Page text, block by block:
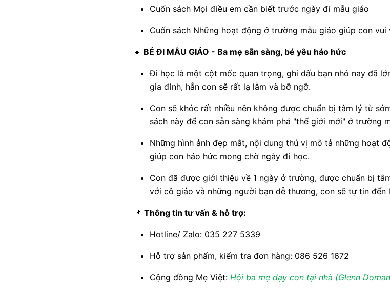
Cuốn sách Mọi điều em cần biết trước ngày đi mẫu giáo
Cuốn sách Những hoạt động ở trường mẫu giáo giúp con vui
🔹 BÉ ĐI MẪU GIÁO - Ba mẹ sẵn sàng, bé yêu háo hức
Đi học là một cột mốc quan trọng, ghi dấu bạn nhỏ nay đã
gia đình, hẳn con sẽ rất lạ lẫm và bỡ ngỡ.
Con sẽ khóc rất nhiều nên không được chuẩn bị tâm lý từ
sách này để con sẵn sàng khám phá "thế giới mới" ở trường
Những hình ảnh đẹp mắt, nội dung thú vị mô tả những hoạt
giúp con háo hức mong chờ ngày đi học.
Con đã được giới thiệu về 1 ngày ở trường, được chuẩn bị
với cô giáo và những người bạn dễ thương, con sẽ tự tin đến
📌 Thông tin tư vấn & hỗ trợ:
Hotline/ Zalo: 035 227 5339
Hỗ trợ sản phẩm, kiểm tra đơn hàng: 086 526 1672
Cộng đồng Mẹ Việt: Hội ba mẹ dạy con tại nhà (Glenn